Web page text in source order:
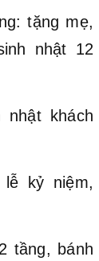
tặng mẹ,
nhật 12
khách
kỷ niệm,
tầng, bánh